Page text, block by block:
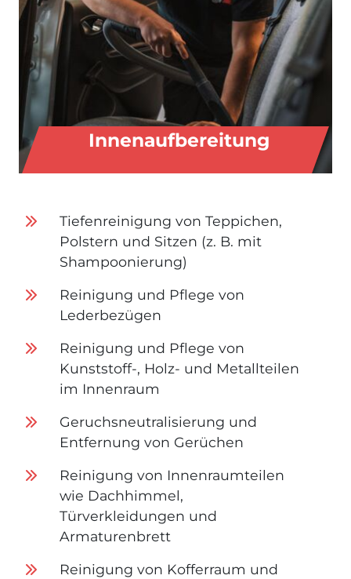
Innenaufbereitung
Tiefenreinigung von Teppichen,
Polstern und Sitzen (z. B. mit
Shampoonierung)
Reinigung und Pflege von
Lederbezügen
Reinigung und Pflege von
Kunststoff-, Holz- und Metallteilen
im Innenraum
Geruchsneutralisierung und
Entfernung von Gerüchen
Reinigung von Innenraumteilen
wie Dachhimmel,
Türverkleidungen und
Armaturenbrett
Reinigung von Kofferraum und